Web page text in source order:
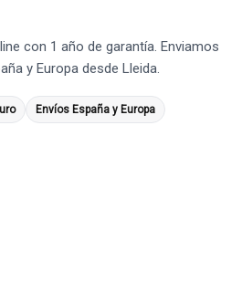
con 1 año de garantía. Enviamos
y Europa desde Lleida.
Envíos España y Europa